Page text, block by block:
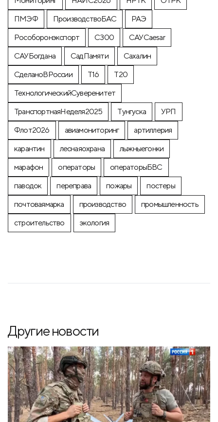
ПМЭФ
ПроизводствоБАС
РАЭ
Рособоронэкспорт
С300
САУCaesar
САУБогдана
СадПамяти
Сахалин
СделаноВРоссии
Т16
Т20
ТехнологическийСуверенитет
ТранспортнаяНеделя2025
Тунгуска
УРП
Флот2026
авиамониторинг
артиллерия
карантин
леснаяохрана
лыжныегонки
марафон
операторы
операторыБВС
паводок
переправа пожары
постеры
почтоваямарка
производство
промышленность
строительство
экология
Другие новости